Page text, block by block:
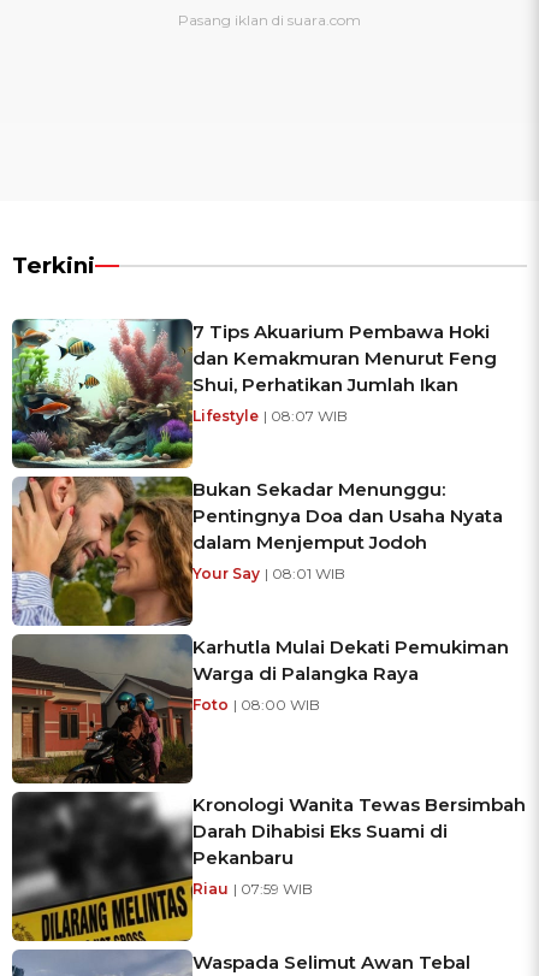
Terkini
7 Tips Akuarium Pembawa Hoki
dan Kemakmuran Menurut Feng
Shui, Perhatikan Jumlah Ikan
Lifestyle | 08:07 WIB
Bukan Sekadar Menunggu:
Pentingnya Doa dan Usaha Nyata
dalam Menjemput Jodoh
Your Say | 08:01 WIB
Karhutla Mulai Dekati Pemukiman
Warga di Palangka Raya
Foto | 08:00 WIB
Kronologi Wanita Tewas Bersimbah
Darah Dihabisi Eks Suami di
Pekanbaru
Riau | 07:59 WIB
Waspada Selimut Awan Tebal